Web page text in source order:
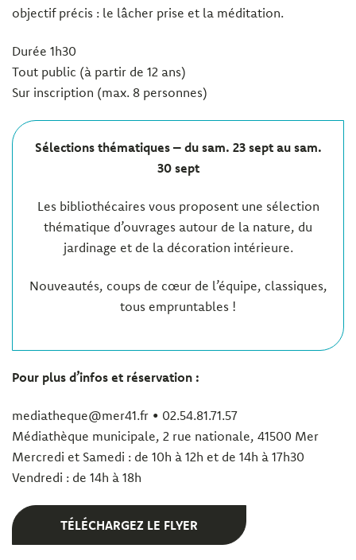
objectif précis : le lâcher prise et la méditation.
Durée 1h30
Tout public (à partir de 12 ans)
Sur inscription (max. 8 personnes)
Sélections thématiques – du sam. 23 sept au sam.
30 sept
Les bibliothécaires vous proposent une sélection
thématique d’ouvrages autour de la nature, du
jardinage et de la décoration intérieure.
Nouveautés, coups de cœur de l’équipe, classiques,
tous empruntables !
Pour plus d’infos et réservation :
mediatheque@mer41.fr • 02.54.81.71.57
Médiathèque municipale, 2 rue nationale, 41500 Mer
Mercredi et Samedi : de 10h à 12h et de 14h à 17h30
Vendredi : de 14h à 18h
TÉLÉCHARGEZ LE FLYER